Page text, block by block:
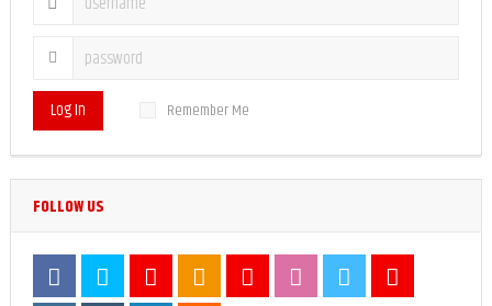
Log In Remember Me
FOLLOW US